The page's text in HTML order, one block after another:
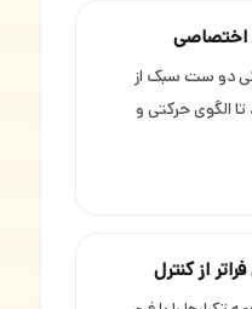
اختصاصی
دو ست سبک از
الگوی حرکتی و
از کنترل